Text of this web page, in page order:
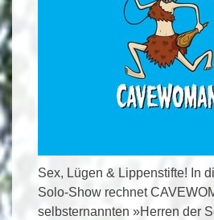
Sex, Lügen & Lippenstifte! In
Solo-Show rechnet
selbsternannten »Herren der